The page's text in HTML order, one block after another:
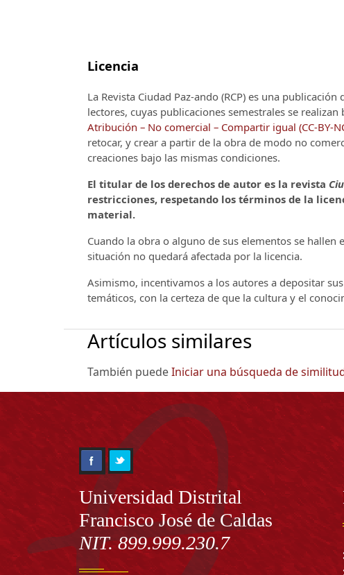
Licencia
La Revista Ciudad Paz-ando (RCP) es una publicación
lectores, cuyas publicaciones semestrales se
Atribución – No comercial – Compartir igual (CC-BY-
retocar, y crear a partir de la obra de modo no
creaciones bajo las mismas condiciones.
El titular de los derechos de autor es la revista
restricciones, respetando los términos de la
material.
Cuando la obra o alguno de sus elementos se
situación no quedará afectada por la licencia.
Asimismo, incentivamos a los autores a depositar
temáticos, con la certeza de que la cultura y el
Artículos similares
También puedeIniciar una búsqueda de
Información
Universidad Distrital
Francisco José de Caldas
NIT. 899.999.230.7